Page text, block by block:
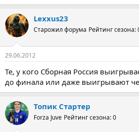
Lexxus23
Старожил форума Рейтинг сезона:
29.06.2012
Те, у кого Сборная Россия
до финала или даже выигрывают
Топик Стартер
Forza Juve Рейтинг сезона: 0